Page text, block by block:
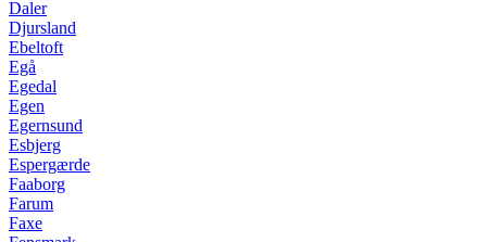
Daler
Djursland
Ebeltoft
Egå
Egedal
Egen
Egernsund
Esbjerg
Espergærde
Faaborg
Farum
Faxe